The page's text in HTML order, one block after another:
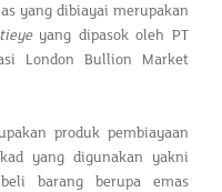
yang dibiayai merupakan
yang dipasok oleh PT
London Bullion Market
produk pembiayaan
yang digunakan yakni
barang berupa emas